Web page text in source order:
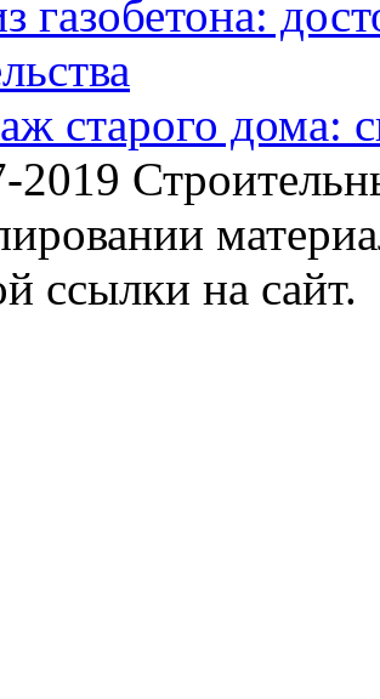
газобетона:
старого дома:
2019
ссылки на сайт.